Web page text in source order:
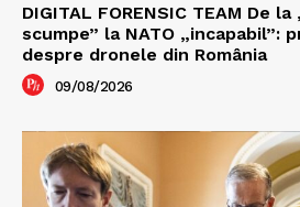
DIGITAL FORENSIC TEAM De
scumpe” la NATO „incapabil”:
despre dronele din România
09/08/2026